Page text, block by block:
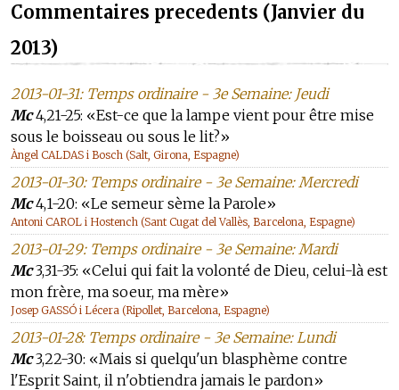
Commentaires precedents (Janvier du
2013)
2013-01-31: Temps ordinaire - 3e Semaine: Jeudi
Mc4,21-25: «Est-ce que la lampe vient pour être mise
sous le boisseau ou sous le lit?»
Àngel CALDAS i Bosch (Salt, Girona, Espagne)
2013-01-30: Temps ordinaire - 3e Semaine: Mercredi
Mc4,1-20: «Le semeur sème la Parole»
Antoni CAROL i Hostench (Sant Cugat del Vallès, Barcelona, Espagne)
2013-01-29: Temps ordinaire - 3e Semaine: Mardi
Mc3,31-35: «Celui qui fait la volonté de Dieu, celui-là est
mon frère, ma soeur, ma mère»
Josep GASSÓ i Lécera (Ripollet, Barcelona, Espagne)
2013-01-28: Temps ordinaire - 3e Semaine: Lundi
Mc3,22-30: «Mais si quelqu'un blasphème contre
l'Esprit Saint, il n'obtiendra jamais le pardon»